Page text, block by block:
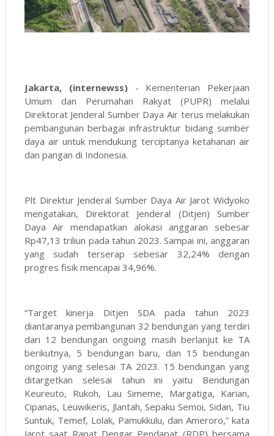
Jakarta, (internewss)- Kementerian Pekerjaan
Umum dan Perumahan Rakyat (PUPR) melalui
Direktorat Jenderal Sumber Daya Air terus melakukan
pembangunan berbagai infrastruktur bidang sumber
daya air untuk mendukung terciptanya ketahanan air
dan pangan di Indonesia.
Plt Direktur Jenderal Sumber Daya Air Jarot Widyoko
mengatakan, Direktorat Jenderal (Ditjen) Sumber
Daya Air mendapatkan alokasi anggaran sebesar
Rp47,13 triliun pada tahun 2023. Sampai ini, anggaran
yang sudah terserap sebesar 32,24% dengan
progres fisik mencapai 34,96%.
“Target kinerja Ditjen SDA pada tahun 2023
diantaranya pembangunan 32 bendungan yang terdiri
dari 12 bendungan ongoing masih berlanjut ke TA
berikutnya, 5 bendungan baru, dan 15 bendungan
ongoing yang selesai TA 2023. 15 bendungan yang
ditargetkan selesai tahun ini yaitu Bendungan
Keureuto, Rukoh, Lau Simeme, Margatiga, Karian,
Cipanas, Leuwikeris, Jlantah, Sepaku Semoi, Sidan, Tiu
Suntuk, Temef, Lolak, Pamukkulu, dan Ameroro,” kata